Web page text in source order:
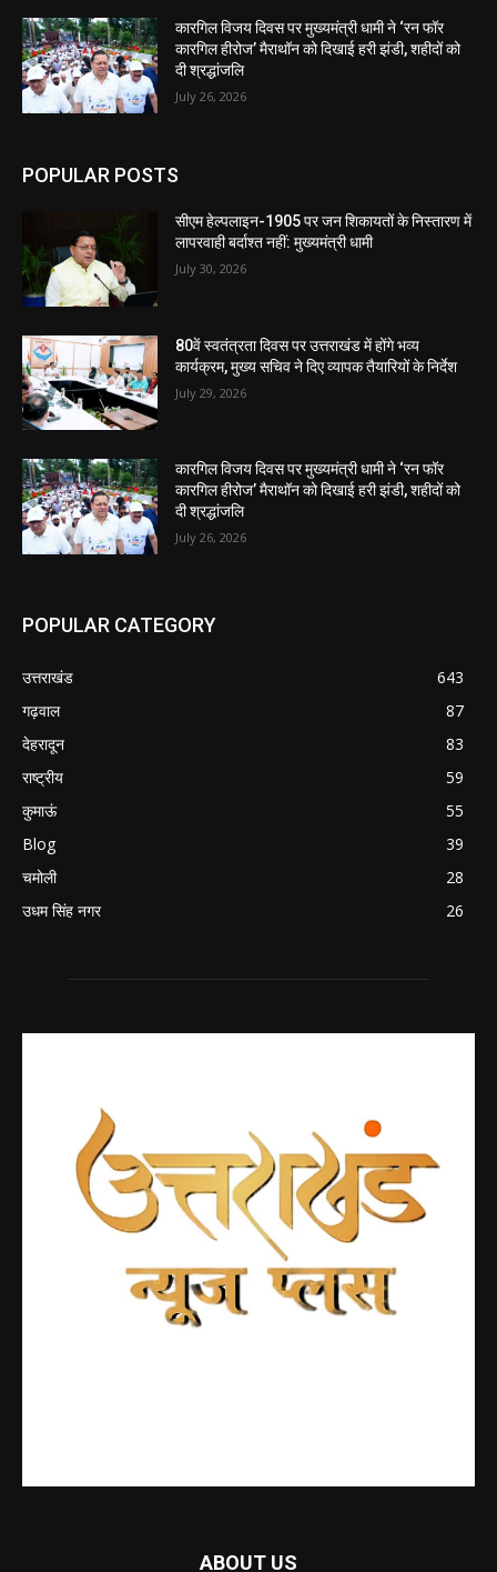
कारगिल विजय दिवस पर मुख्यमंत्री धामी ने ‘रन फॉर
कारगिल हीरोज’ मैराथॉन को दिखाई हरी झंडी, शहीदों को
दी श्रद्धांजलि
July 26, 2026
POPULAR POSTS
सीएम हेल्पलाइन-1905 पर जन शिकायतों के निस्तारण में
लापरवाही बर्दाश्त नहीं: मुख्यमंत्री धामी
July 30, 2026
80वें स्वतंत्रता दिवस पर उत्तराखंड में होंगे भव्य
कार्यक्रम, मुख्य सचिव ने दिए व्यापक तैयारियों के निर्देश
July 29, 2026
कारगिल विजय दिवस पर मुख्यमंत्री धामी ने ‘रन फॉर
कारगिल हीरोज’ मैराथॉन को दिखाई हरी झंडी, शहीदों को
दी श्रद्धांजलि
July 26, 2026
POPULAR CATEGORY
उत्तराखंड
643
गढ़वाल
87
देहरादून
83
राष्ट्रीय
59
कुमाऊं
55
Blog
39
चमोली
28
उधम सिंह नगर
26
ABOUT US